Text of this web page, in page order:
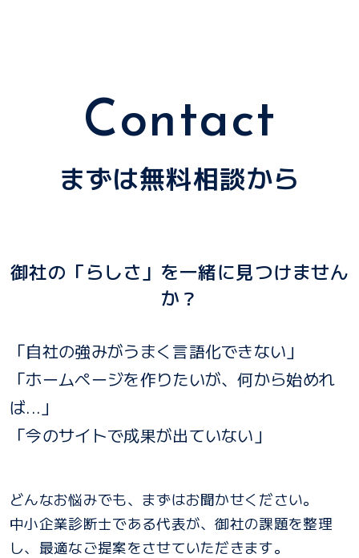
Contact
まずは無料相談から
御社の「らしさ」を一緒に見つけません
か？
「自社の強みがうまく言語化できない」
「ホームページを作りたいが、何から始めれ
ば...」
「今のサイトで成果が出ていない」
どんなお悩みでも、まずはお聞かせください。
中小企業診断士である代表が、御社の課題を整理
し、最適なご提案をさせていただきます。